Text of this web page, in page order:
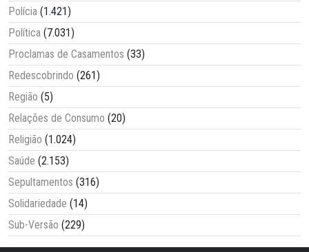
Polícia (1.421)
Política (7.031)
Proclamas de Casamentos (33)
Redescobrindo (261)
Região (5)
Relações de Consumo (20)
Religião (1.024)
Saúde (2.153)
Sepultamentos (316)
Solidariedade (14)
Sub-Versão (229)